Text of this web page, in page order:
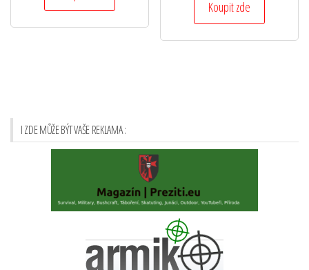
Koupit zde
I ZDE MŮŽE BÝT VAŠE REKLAMA :